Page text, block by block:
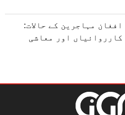
مہاجرین کے حالات:
اور معاشی